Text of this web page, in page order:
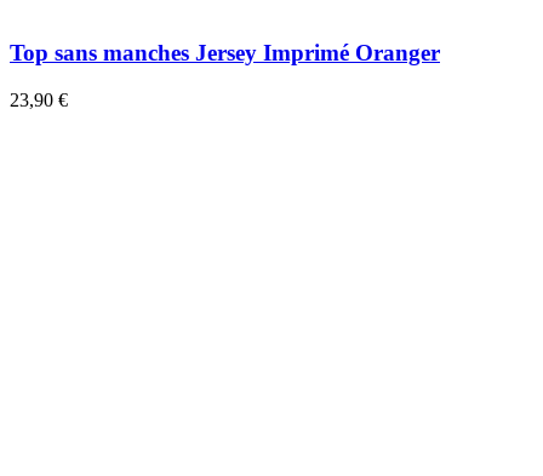
Top sans manches Jersey Imprimé Oranger
23,90 €